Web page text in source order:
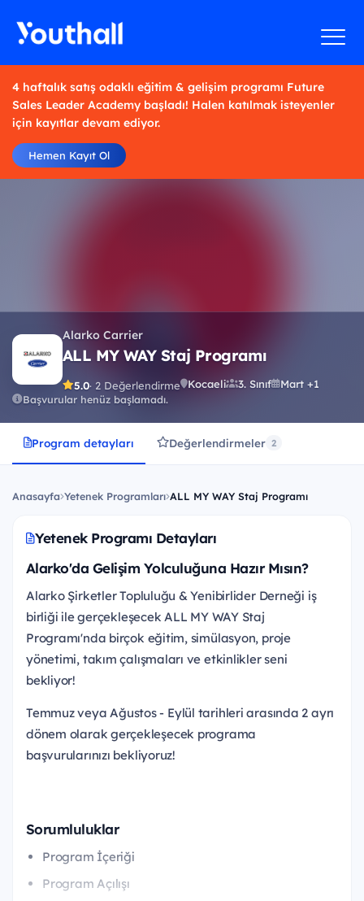
4 haftalık satış odaklı eğitim & gelişim programı Future
Sales Leader Academy başladı! Halen katılmak isteyenler
için kayıtlar devam ediyor.
Hemen Kayıt Ol
Alarko Carrier
ALL MY WAY Staj Programı
5.0· 2 Değerlendirme Kocaeli 3. Sınıf
Mart +1
Başvurular henüz başlamadı.
Program detayları Değerlendirmeler 2
Anasayfa Yetenek Programları ALL MY WAY Staj Programı
Yetenek Programı Detayları
Alarko'da Gelişim Yolculuğuna Hazır Mısın?
Alarko Şirketler Topluluğu & Yenibirlider Derneği iş
birliği ile gerçekleşecek ALL MY WAY Staj
Programı'nda birçok eğitim, simülasyon, proje
yönetimi, takım çalışmaları ve etkinlikler seni
bekliyor!
Temmuz veya Ağustos - Eylül tarihleri arasında 2 ayrı
dönem olarak gerçekleşecek programa
başvurularınızı bekliyoruz!
Sorumluluklar
Program İçeriği
Program Açılışı